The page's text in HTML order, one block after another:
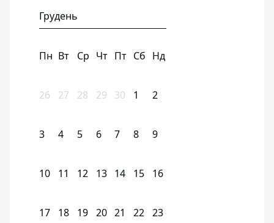
Грудень
Пн Вт Ср Чт Пт Сб Нд
26 27 28 29 30 1 2
3 4 5 6 7 8 9
10 11 12 13 14 15 16
17 18 19 20 21 22 23